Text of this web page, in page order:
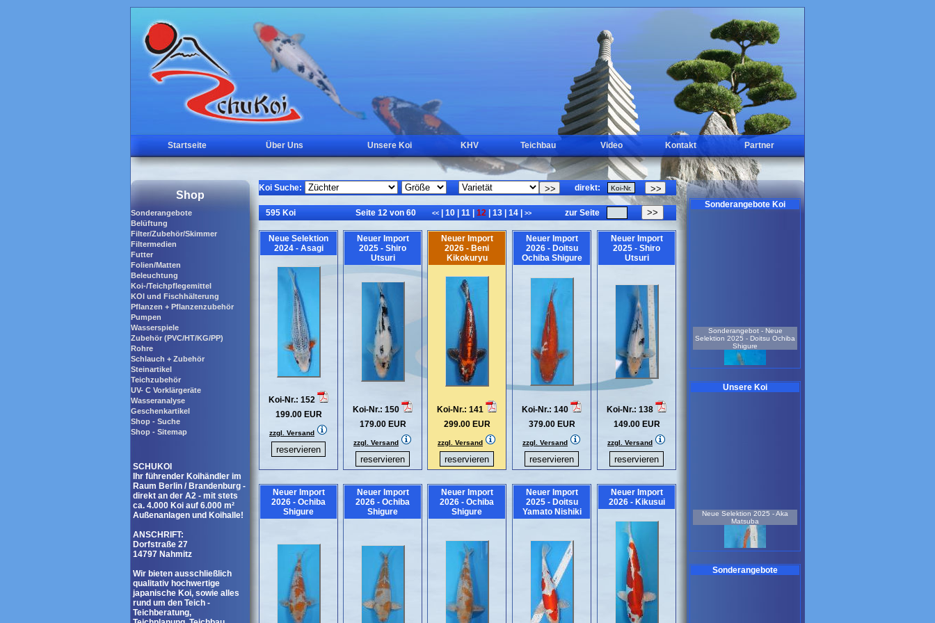
Startseite Über Uns Unsere Koi KHV Teichbau Video Kontakt Partner
Shop
Sonderangebote
Belüftung
Filter/Zubehör/Skimmer
Filtermedien
Futter
Folien/Matten
Beleuchtung
Koi-/Teichpflegemittel
KOI und Fischhälterung
Pflanzen + Pflanzenzubehör
Pumpen
Wasserspiele
Zubehör (PVC/HT/KG/PP)
Rohre
Schlauch + Zubehör
Steinartikel
Teichzubehör
UV- C Vorklärgeräte
Wasseranalyse
Geschenkartikel
Shop - Suche
Shop - Sitemap
SCHUKOI
Ihr führender Koihändler im
Raum Berlin / Brandenburg -
direkt an der A2 - mit stets
ca. 4.000 Koi auf 6.000 m²
Außenanlagen und Koihalle!
ANSCHRIFT:
Dorfstraße 27
14797 Nahmitz
Wir bieten ausschließlich
qualitativ hochwertige
japanische Koi, sowie alles
rund um den Teich -
Teichberatung,
Koi Suche: direkt:
595 Koi Seite 12 von 60 << 10 11 12 13 14 >> zur Seite >>
Neue Selektion
2024 - Asagi
Koi-Nr.: 152
199.00 EUR
zzgl. Versand
Neuer Import
2025 - Shiro
Utsuri
Koi-Nr.: 150
179.00 EUR
zzgl. Versand
Neuer Import
2026 - Beni
Kikokuryu
Koi-Nr.: 141
299.00 EUR
zzgl. Versand
Neuer Import
2026 - Doitsu
Ochiba Shigure
Koi-Nr.: 140
379.00 EUR
zzgl. Versand
Neuer Import
2025 - Shiro
Utsuri
Koi-Nr.: 138
149.00 EUR
zzgl. Versand
Neuer Import
2026 - Ochiba
Shigure
Neuer Import
2026 - Ochiba
Shigure
Neuer Import
2026 - Ochiba
Shigure
Neuer Import
2025 - Doitsu
Yamato Nishiki
Neuer Import
2026 - Kikusui
Sonderangebote Koi
Sonderangebot - Neue
Selektion 2025 - Doitsu Ochiba
Shigure
Unsere Koi
Neue Selektion 2025 - Aka
Matsuba
Sonderangebote